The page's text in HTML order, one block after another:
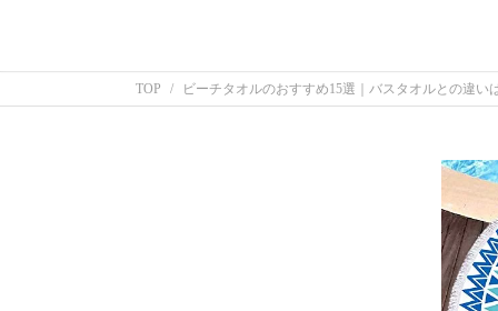
TOP ビーチタオルのおすすめ15選｜バスタオルとの違い